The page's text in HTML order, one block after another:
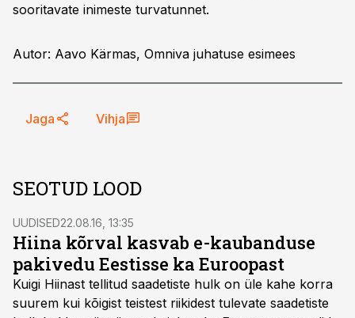
sooritavate inimeste turvatunnet.
Autor: Aavo Kärmas, Omniva juhatuse esimees
Jaga Vihja
SEOTUD LOOD
UUDISED22.08.16, 13:35
Hiina kõrval kasvab e-kaubanduse
pakivedu Eestisse ka Euroopast
Kuigi Hiinast tellitud saadetiste hulk on üle kahe korra
suurem kui kõigist teistest riikidest tulevate saadetiste